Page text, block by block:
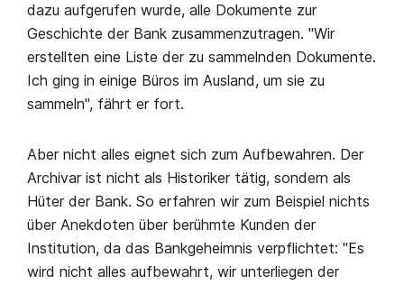
dazu aufgerufen wurde, alle Dokumente zur
Geschichte der Bank zusammenzutragen. "Wir
erstellten eine Liste der zu sammelnden Dokumente.
Ich ging in einige Büros im Ausland, um sie zu
sammeln", fährt er fort.
Aber nicht alles eignet sich zum Aufbewahren. Der
Archivar ist nicht als Historiker tätig, sondern als
Hüter der Bank. So erfahren wir zum Beispiel nichts
über Anekdoten über berühmte Kunden der
Institution, da das Bankgeheimnis verpflichtet: "Es
wird nicht alles aufbewahrt, wir unterliegen der